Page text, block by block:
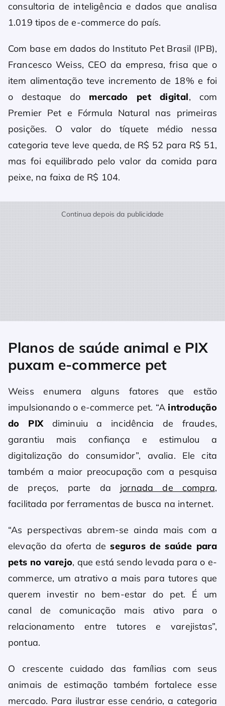
consultoria de inteligência e dados que analisa
1.019 tipos de e-commerce do país.
Com base em dados do Instituto Pet Brasil (IPB),
Francesco Weiss, CEO da empresa, frisa que o
item alimentação teve incremento de 18% e foi
o destaque do mercado pet digital, com
Premier Pet e Fórmula Natural nas primeiras
posições. O valor do tíquete médio nessa
categoria teve leve queda, de R$ 52 para R$ 51,
mas foi equilibrado pelo valor da comida para
peixe, na faixa de R$ 104.
Continua depois da publicidade
Planos de saúde animal e PIX
puxam e-commerce pet
Weiss enumera alguns fatores que estão
impulsionando o e-commerce pet. “A introdução
do PIXdiminuiu a incidência de fraudes,
garantiu mais confiança e estimulou a
digitalização do consumidor”, avalia. Ele cita
também a maior preocupação com a pesquisa
de preços, parte da jornada de compra,
facilitada por ferramentas de busca na internet.
“As perspectivas abrem-se ainda mais com a
elevação da oferta deseguros de saúde para
pets no varejo, que está sendo levada para o e-
commerce, um atrativo a mais para tutores que
querem investir no bem-estar do pet. É um
canal de comunicação mais ativo para o
relacionamento entre tutores e varejistas”,
pontua.
O crescente cuidado das famílias com seus
animais de estimação também fortalece esse
mercado. Para ilustrar esse cenário, a categoria